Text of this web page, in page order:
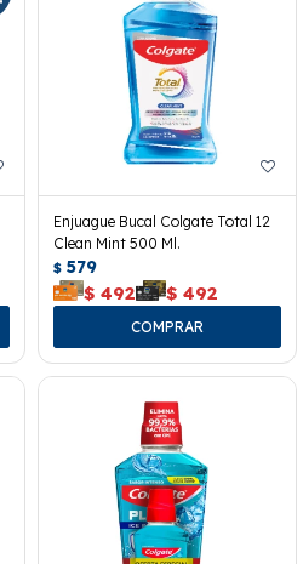
Enjuague Bucal Colgate Total 12
Clean Mint 500 Ml.
$ 579
$ 492 $ 492